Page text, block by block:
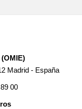
Madrid - España
00